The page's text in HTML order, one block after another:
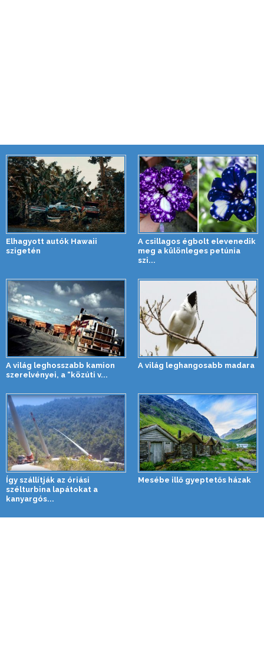
Elhagyott autók Hawaii
szigetén
A csillagos égbolt elevenedik
meg a különleges petúnia
szi...
A világ leghosszabb kamion
szerelvényei, a “közúti v...
A világ leghangosabb madara
Így szállítják az óriási
szélturbina lapátokat a
kanyargós...
Mesébe illő gyeptetős házak